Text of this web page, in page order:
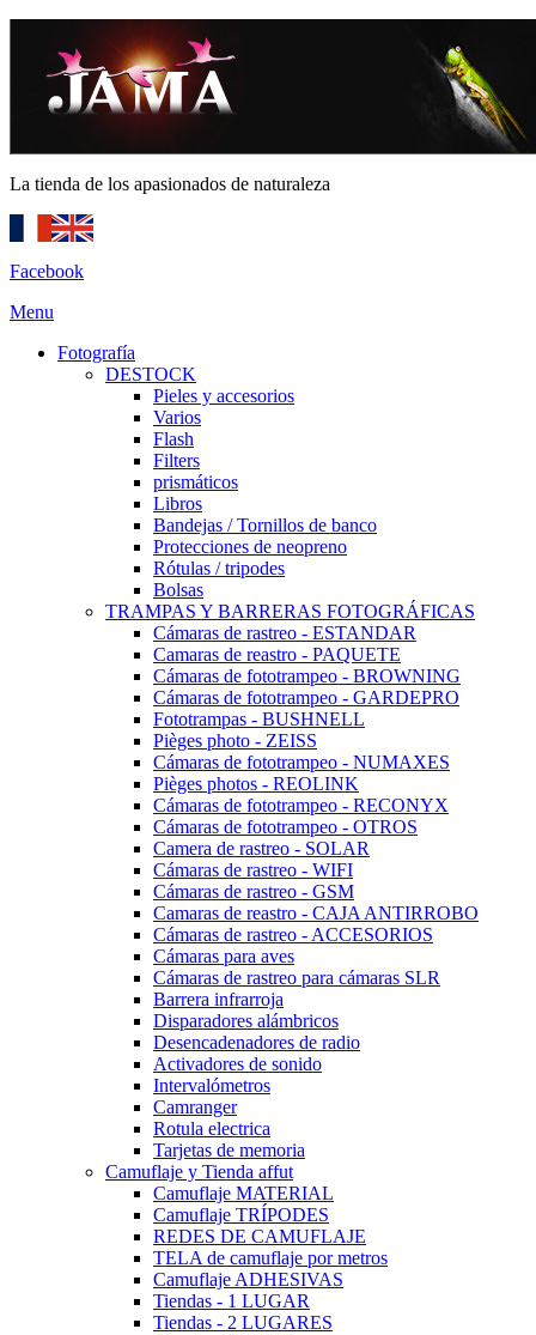
La tienda de los apasionados de naturaleza
Facebook
Menu
Fotografía
DESTOCK
Pieles y accesorios
Varios
Flash
Filters
prismáticos
Libros
Bandejas / Tornillos de banco
Protecciones de neopreno
Rótulas / tripodes
Bolsas
TRAMPAS Y BARRERAS FOTOGRÁFICAS
Cámaras de rastreo - ESTANDAR
Camaras de reastro - PAQUETE
Cámaras de fototrampeo - BROWNING
Cámaras de fototrampeo - GARDEPRO
Fototrampas - BUSHNELL
Pièges photo - ZEISS
Cámaras de fototrampeo - NUMAXES
Pièges photos - REOLINK
Cámaras de fototrampeo - RECONYX
Cámaras de fototrampeo - OTROS
Camera de rastreo - SOLAR
Cámaras de rastreo - WIFI
Cámaras de rastreo - GSM
Camaras de reastro - CAJA ANTIRROBO
Cámaras de rastreo - ACCESORIOS
Cámaras para aves
Cámaras de rastreo para cámaras SLR
Barrera infrarroja
Disparadores alámbricos
Desencadenadores de radio
Activadores de sonido
Intervalómetros
Camranger
Rotula electrica
Tarjetas de memoria
Camuflaje y Tienda affut
Camuflaje MATERIAL
Camuflaje TRÍPODES
REDES DE CAMUFLAJE
TELA de camuflaje por metros
Camuflaje ADHESIVAS
Tiendas - 1 LUGAR
Tiendas - 2 LUGARES